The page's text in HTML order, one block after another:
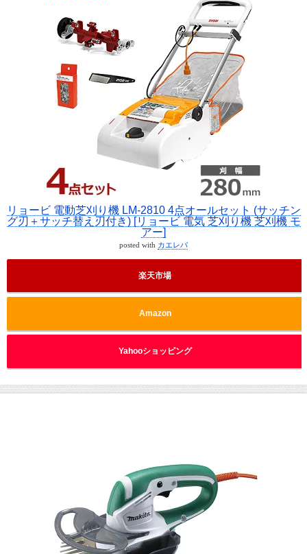
リョービ 電動芝刈り機 LM-2810 4点オールセット (サッチン
グ刃＋サッチ替え刃付き) [リョービ 電気 芝刈り機 芝刈機 モ
アー]
posted with カエレバ
楽天市場
Amazon
Yahooショッピング